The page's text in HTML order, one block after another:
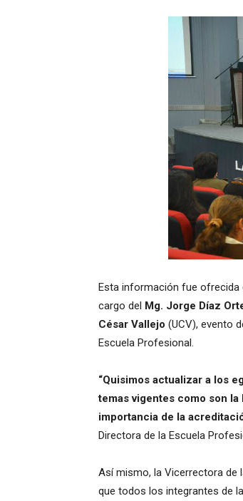
Esta información fue ofrecida
cargo del Mg. Jorge Díaz
César Vallejo (UCV), evento
Escuela Profesional.
“Quisimos actualizar a los
temas vigentes como son
importancia de la
Directora de la Escuela
Así mismo, la Vicerrectora de
que todos los integrantes de